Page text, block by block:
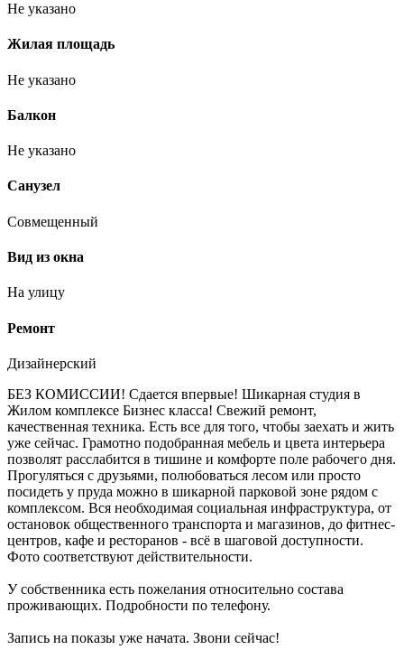
Не указано
Жилая площадь
Не указано
Балкон
Не указано
Санузел
Совмещенный
Вид из окна
На улицу
Ремонт
Дизайнерский
БЕЗ КОМИССИИ! Сдается впервые! Шикарная студия в
Жилом комплексе Бизнес класса! Свежий ремонт,
качественная техника. Есть все для того, чтобы заехать и жить
уже сейчас. Грамотно подобранная мебель и цвета интерьера
позволят расслабится в тишине и комфорте поле рабочего дня.
Прогуляться с друзьями, полюбоваться лесом или просто
посидеть у пруда можно в шикарной парковой зоне рядом с
комплексом. Вся необходимая социальная инфраструктура, от
остановок общественного транспорта и магазинов, до фитнес-
центров, кафе и ресторанов - всё в шаговой доступности.
Фото соответствуют действительности.
У собственника есть пожелания относительно состава
проживающих. Подробности по телефону.
Запись на показы уже начата. Звони сейчас!